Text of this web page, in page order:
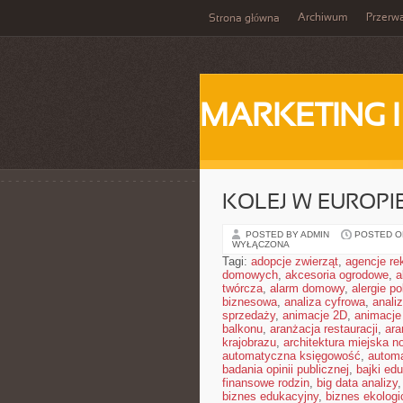
Strona główna Archiwum
MARKETING
KOLEJ W
POSTED BY ADMIN POSTED
WYŁĄCZONA
Tagi: adopcje zwierząt, agencje
domowych, akcesoria ogrodowe,
twórcza, alarm domowy, alergie
biznesowa, analiza cyfrowa,
sprzedaży, animacje 2D,
balkonu, aranżacja restauracji,
krajobrazu, architektura miejska
automatyczna księgowość,
badania opinii publicznej, bajki
finansowe rodzin, big data analizy,
biznes edukacyjny, biznes